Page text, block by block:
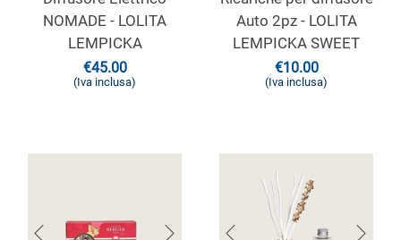
NOMADE - LOLITA
LEMPICKA
€45.00
(Iva inclusa)
Auto 2pz - LOLITA
LEMPICKA SWEET
€10.00
(Iva inclusa)